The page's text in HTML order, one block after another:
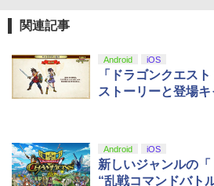
5
ダー：レガシー
【PS5】
￥7,420
5
ray】 [ スタァラ
￥9,149
5
ニンテンドープ
ンラインコード
￥5,000
5
【純正品】
トローラー(CFI-
マスター TH8S
S5、PS5 Pro、
s X|S 対応の高
4
￥8,698
第三章 蛇神 (オ
巾着＋メーカー
剣、十翼より来
関連記事
Android iOS
「ドラゴンクエス
ストーリーと登場キ
Android iOS
新しいジャンルの「
“乱戦コマンドバト